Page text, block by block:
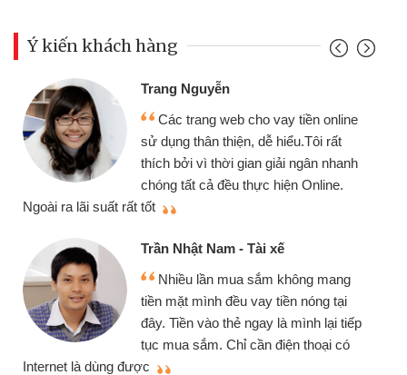
Ý kiến khách hàng
Trang Nguyễn
Các trang web cho vay tiền online
sử dụng thân thiện, dễ hiểu.Tôi rất
thích bởi vì thời gian giải ngân nhanh
chóng tất cả đều thực hiện Online.
Ngoài ra lãi suất rất tốt
Trần Nhật Nam - Tài xế
Nhiều lần mua sắm không mang
tiền mặt mình đều vay tiền nóng tại
đây. Tiền vào thẻ ngay là mình lại tiếp
tục mua sắm. Chỉ cần điện thoại có
Internet là dùng được